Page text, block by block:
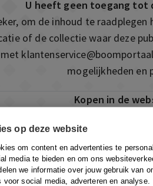
op deze website
om content en advertenties te
media te bieden en om ons
we informatie over jouw gebruik van
voor social media, adverteren en analyse.
U heeft geen toegang tot
om de inhoud te
of de collectie waar deze
mogelijkheden en
Kopen in de
is ook te vinden in onze
om direct toegang
Naar de